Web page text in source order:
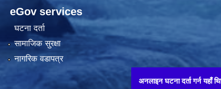
अनलाइन घटना दर्ता गर्न यहाँ थिच्नुहोस् !!
eGov services
घटना दर्ता
सामाजिक सुरक्षा
नागरिक वडापत्र